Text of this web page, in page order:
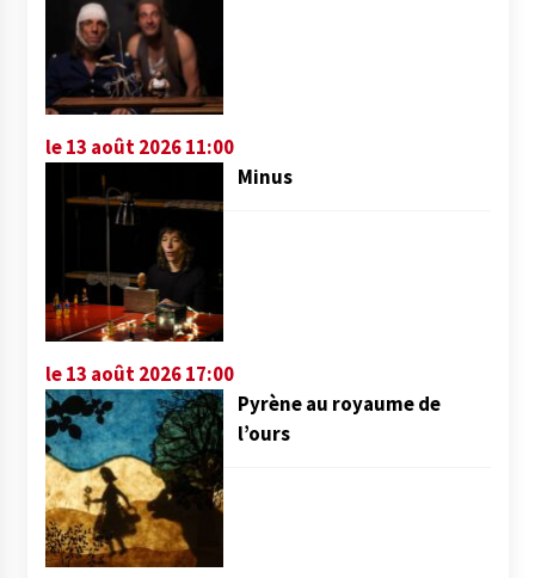
le 13 août 2026 11:00
Minus
le 13 août 2026 17:00
Pyrène au royaume de
l’ours